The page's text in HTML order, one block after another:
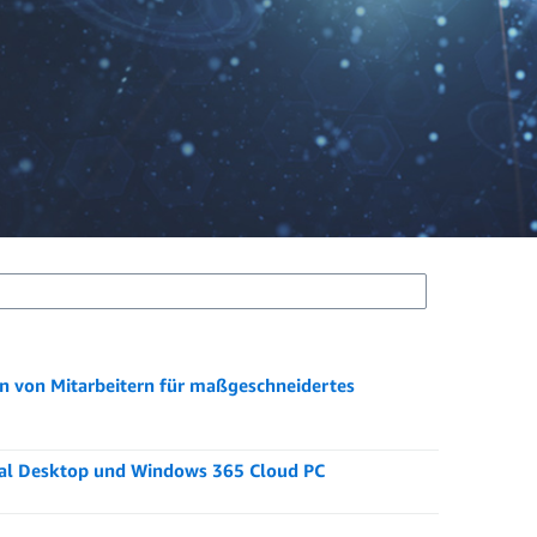
von Mitarbeitern für maßgeschneidertes
und Windows 365 Cloud PC